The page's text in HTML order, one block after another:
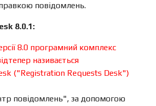
повідомлень.
8.0.1:
8.0 програмний комплекс
називається
("Registration Requests Desk")
повідомлень", за допомогою